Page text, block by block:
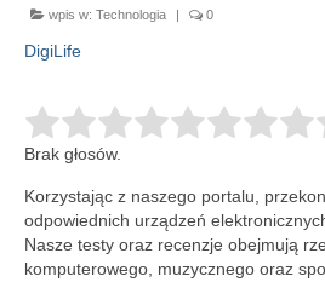
wpis w: Technologia | 0
DigiLife
Brak głosów.
Korzystając z naszego portalu,
odpowiednich urządzeń
Nasze testy oraz recenzje obejmują
komputerowego, muzycznego oraz